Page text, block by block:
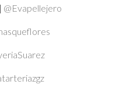
| @Evapellejero